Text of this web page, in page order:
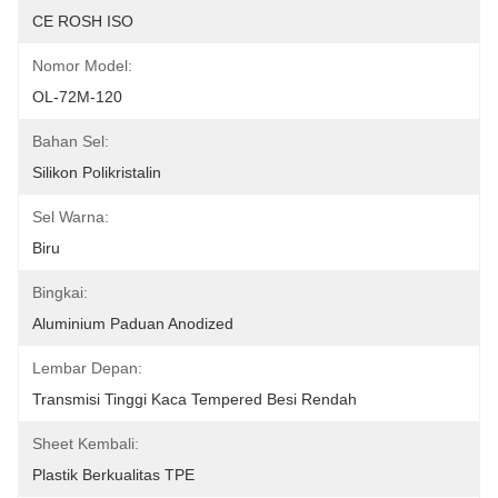
CE ROSH ISO
Nomor Model:
OL-72M-120
Bahan Sel:
Silikon Polikristalin
Sel Warna:
Biru
Bingkai:
Aluminium Paduan Anodized
Lembar Depan:
Transmisi Tinggi Kaca Tempered Besi Rendah
Sheet Kembali:
Plastik Berkualitas TPE